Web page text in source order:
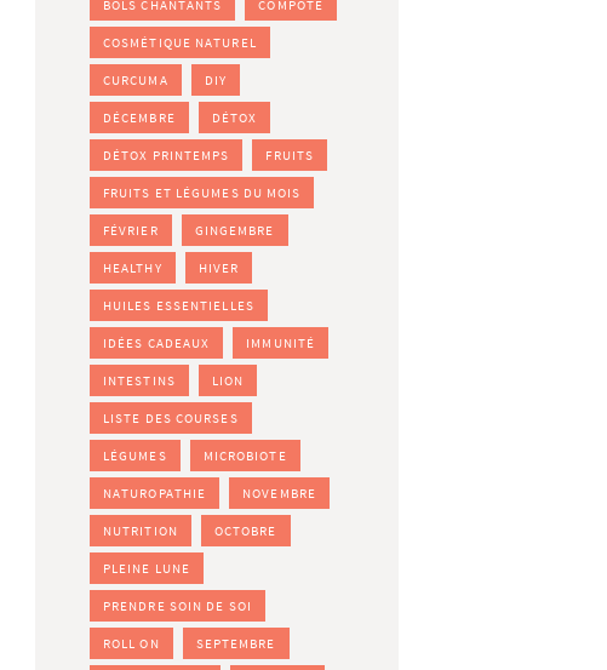
BOLS CHANTANTS COMPOTE
COSMÉTIQUE NATUREL
CURCUMA DIY
DÉCEMBRE DÉTOX
DÉTOX PRINTEMPS FRUITS
FRUITS ET LÉGUMES DU MOIS
FÉVRIER GINGEMBRE
HEALTHY HIVER
HUILES ESSENTIELLES
IDÉES CADEAUX IMMUNITÉ
INTESTINS LION
LISTE DES COURSES
LÉGUMES MICROBIOTE
NATUROPATHIE NOVEMBRE
NUTRITION OCTOBRE
PLEINE LUNE
PRENDRE SOIN DE SOI
ROLL ON SEPTEMBRE